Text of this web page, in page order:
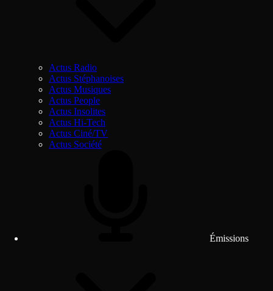
Actus Radio
Actus Stéphanoises
Actus Musiques
Actus People
Actus Insolites
Actus Hi-Tech
Actus Ciné/TV
Actus Société
Émissions